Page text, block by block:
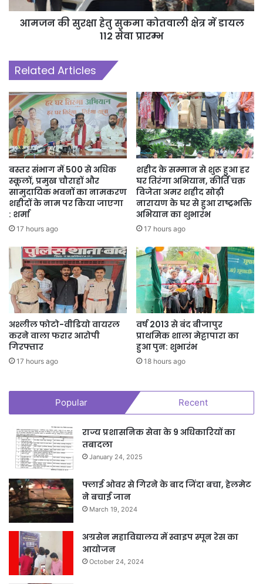
आमजन की सुरक्षा हेतु सुकमा कोतवाली क्षेत्र में डायल
112 सेवा प्रारम्भ
Related Articles
बस्तर संभाग में 500 से अधिक
स्कूलों, प्रमुख चौराहों और
सामुदायिक भवनों का नामकरण
शहीदों के नाम पर किया जाएगा
: शर्मा
17 hours ago
शहीद के सम्मान से शुरू हुआ हर
घर तिरंगा अभियान, कीर्ति चक्र
विजेता अमर शहीद सोढ़ी
नारायण के घर से हुआ राष्ट्रभक्ति
अभियान का शुभारंभ
17 hours ago
अश्लील फोटो-वीडियो वायरल
करने वाला फरार आरोपी
गिरफ्तार
17 hours ago
वर्ष 2013 से बंद बीजापुर
प्राथमिक शाला मेट्टापारा का
हुआ पुन: शुभारंभ
18 hours ago
Popular Recent
राज्य प्रशासनिक सेवा के 9 अधिकारियों का
तबादला
January 24, 2025
फ्लाई ओवर से गिरने के बाद जिंदा बचा, हेलमेट
ने बचाई जान
March 19, 2024
अग्रसेन महाविद्यालय में स्वाइप स्पून रेस का
आयोजन
October 24, 2024